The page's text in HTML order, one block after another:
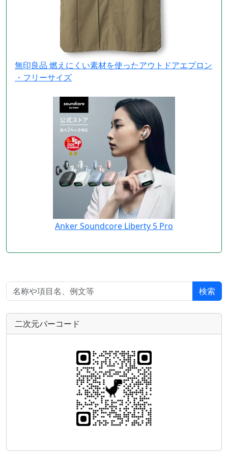
無印良品 燃えにくい素材を使ったアウトドアエプロン
・フリーサイズ
Anker Soundcore Liberty 5 Pro
検索
二次元バーコード